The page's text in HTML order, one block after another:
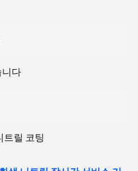
니다
트릴 코팅